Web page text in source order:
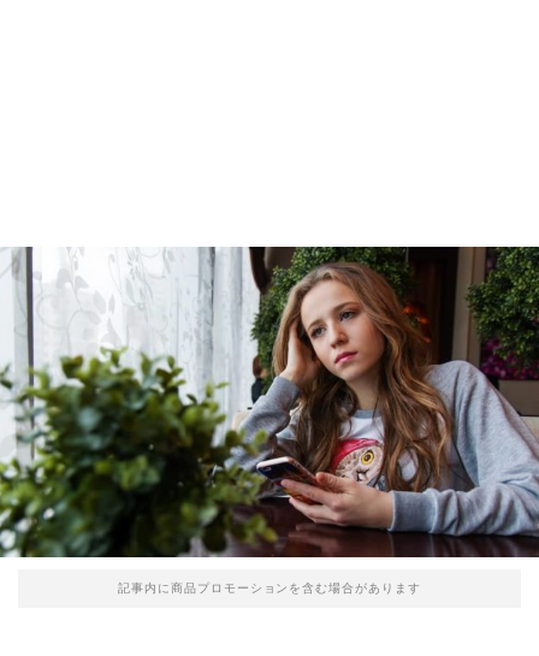
記事内に商品プロモーションを含む場合があります